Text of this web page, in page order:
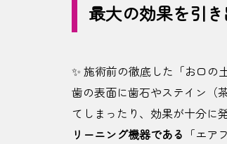
最大の効果を引
✨ 施術前の徹底した「お口の
歯の表面に歯石やステイン（
てしまったり、効果が十分に
リーニング機器である 「エ